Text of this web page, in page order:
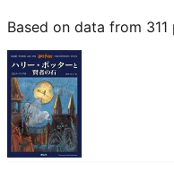
Based on data from